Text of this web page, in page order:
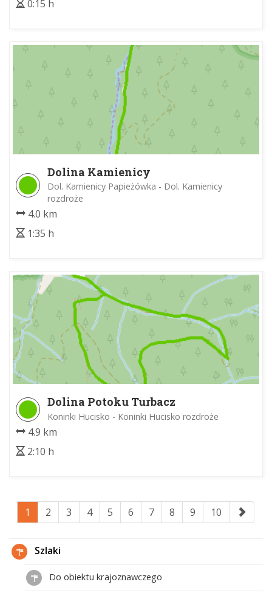
0:15 h
Dolina Kamienicy
Dol. Kamienicy Papieżówka - Dol. Kamienicy
rozdroże
4.0 km
1:35 h
Dolina Potoku Turbacz
Koninki Hucisko - Koninki Hucisko rozdroże
4.9 km
2:10 h
1 2 3 4 5 6 7 8 9 10
Szlaki
Do obiektu krajoznawczego